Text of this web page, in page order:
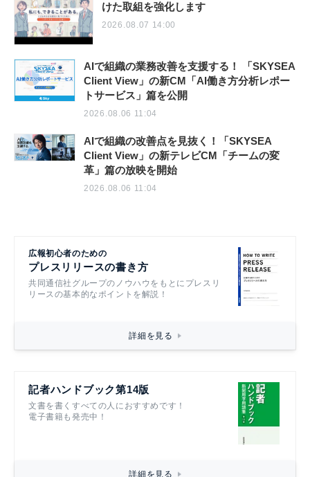
けた取組を強化します
2026.08.07 14:00
AIで組織の業務改善を支援する！ 「SKYSEA
Client View」の新CM「AI働き方分析レポー
トサービス」篇を公開
2026.08.06 11:04
AIで組織の改善点を見抜く！「SKYSEA
Client View」の新テレビCM「チームの変
革」篇の放映を開始
2026.08.06 11:04
広報初心者のための
プレスリリースの書き方
共同通信社グループのノウハウをもとにプレスリ
リースの基本的なポイントを解説！
詳細を見る
記者ハンドブック第14版
文書を書くすべての人におすすめです！
電子書籍も発売中！
詳細を見る